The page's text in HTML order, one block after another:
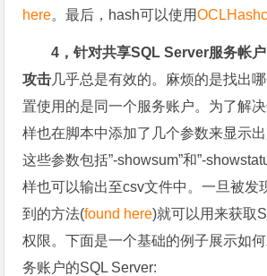
here。最后，hash可以使用
4，针对共享SQL Server服务帐
攻击几乎总是有效的。麻烦的是找出
置使用的是同一个服务账户。为了解
样也在脚本中添加了几个参数来显示出
这些参数包括”-showsum”和”-
样也可以输出至csv文件中。一旦被发
到的方法(found here)就可以用来获取
权限。下面是一个基础的例子展示如
务账户的SQL Server: